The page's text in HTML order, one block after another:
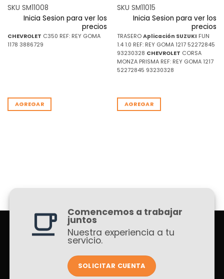
SKU SM11008
Inicia Sesion para ver los
precios
CHEVROLET C350 REF: REY GOMA
1178 3886729
AGREGAR
SKU SM11015
Inicia Sesion para ver los
precios
TRASERO Aplicación SUZUKI FUN
1.4 1.0 REF: REY GOMA 1217 52272845
93230328 CHEVROLET CORSA
MONZA PRISMA REF: REY GOMA 1217
52272845 93230328
AGREGAR
Comencemos a trabajar
juntos
Nuestra experiencia a tu
servicio.
SOLICITAR CUENTA